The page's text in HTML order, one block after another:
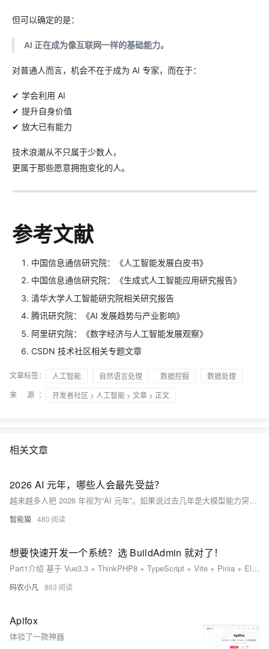
但可以确定的是：
AI 正在成为像互联网一样的基础能力。
对普通人而言，机会不在于成为 AI 专家，而在于：
✔ 学会利用 AI
✔ 提升自身价值
✔ 放大已有能力
技术浪潮从不只属于少数人，
更属于那些愿意拥抱变化的人。
参考文献
中国信息通信研究院：《人工智能发展白皮书》
中国信息通信研究院：《生成式人工智能应用研究报告》
清华大学人工智能研究院相关研究报告
腾讯研究院：《AI 发展趋势与产业影响》
阿里研究院：《数字经济与人工智能发展观察》
CSDN 技术社区相关专题文章
文章标签： 人工智能 自然语言处理 数据挖掘
数据处理
来 源：
开发者社区 > 人工智能 > 文章 > 正文
相关文章
2026 AI 元年，哪些人会最先受益？
越来越多人把 2026 年视为“AI 元年”。如果说过去几年是大模型能力突破期，那么接下来几年，很可能是 AI 真正进入工作与生活的应用爆发期。 每一次技术浪潮都会带来新的受益者。与其担心被替代，不如看清趋势：哪些人会在 AI 时代率先受益？本文从现实角度出发，分析最可能抓住红利的人群，以及普通人可以做的准备。
智能猫 480
想要快速开发一个系统？选 BuildAdmin 就对了！
Part1介绍 基于 Vue3.3 + ThinkPHP8 + TypeScript + Vite + Pinia + Element Plus 等流行技术栈的后台管理系统，自适应多端、可视化 CRUD 代码生成、自带 WEB 终端、同时提供 Web、WebNuxt、Server 端、内置全局数据回收站和字段级数据修改保护、自动注册路由、无限子级权限管理等，无需授权即可免费商用，希望能帮助大家实现快速开发。
码农小凡 863
Apifox
体验了一款神器